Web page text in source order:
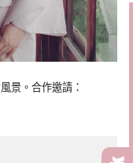
景。合作邀請：